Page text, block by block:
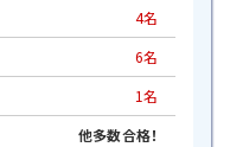
up！
up！
up！
１up！
ュニケーション 85
ーション 83点
4名
6名
1名
他多数合格！